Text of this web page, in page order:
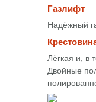
Газлифт
Надёжный
Лёгкая и, в
Двойные